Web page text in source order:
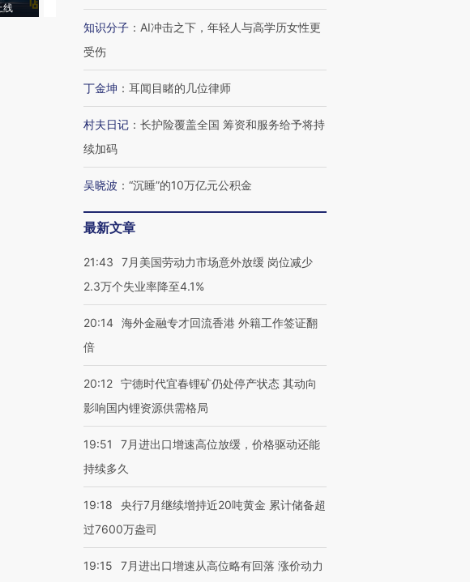
线
有意思的生活方式·第三对
住三大增长引擎是什么？
知识分子 ： AI冲击之下，年轻人与高学历女性更
受伤
丁金坤 ： 耳闻目睹的几位律师
村夫日记 ： 长护险覆盖全国 筹资和服务给予将持
续加码
吴晓波 ： “沉睡”的10万亿元公积金
最新文章
21:43
7月美国劳动力市场意外放缓 岗位减少
2.3万个失业率降至4.1%
20:14 海外金融专才回流香港 外籍工作签证翻
倍
20:12 宁德时代宜春锂矿仍处停产状态 其动向
影响国内锂资源供需格局
19:51
7月进出口增速高位放缓，价格驱动还能
持续多久
19:18
央行7月继续增持近20吨黄金 累计储备超
过7600万盎司
19:15
7月进出口增速从高位略有回落 涨价动力